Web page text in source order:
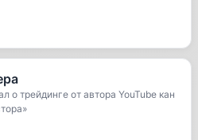
о трейдинге от автора YouTube кан